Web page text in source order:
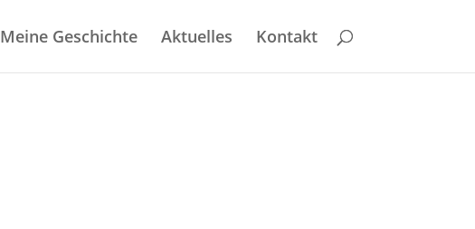
Meine Geschichte Aktuelles Kontakt